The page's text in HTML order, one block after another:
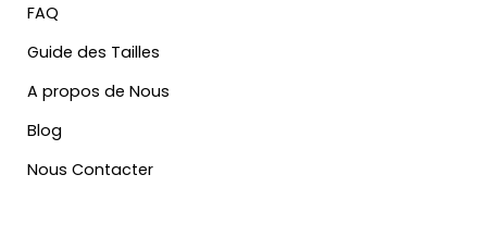
FAQ
Guide des Tailles
A propos de Nous
Blog
Nous Contacter